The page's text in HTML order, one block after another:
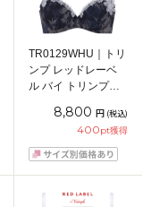
TR0129WHU｜トリ
ンプ レッドレーベ
ル バイ トリンプ
ラジャー単品
BCDEFカップ アン
ダー65/70/75/80cm
8,800 円 (税込)
400pt獲得